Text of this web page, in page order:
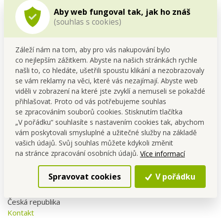
Aby web fungoval tak, jak ho znáš
(souhlas s cookies)
Záleží nám na tom, aby pro vás nakupování bylo
co nejlepším zážitkem. Abyste na našich stránkách rychle
našli to, co hledáte, ušetřili spoustu klikání a nezobrazovaly
se vám reklamy na věci, které vás nezajímají. Abyste web
viděli v zobrazení na které jste zvyklí a nemuseli se pokaždé
přihlašovat. Proto od vás potřebujeme souhlas
se zpracováním souborů cookies. Stisknutím tlačítka
„V pořádku“ souhlasíte s nastavením cookies tak, abychom
vám poskytovali smysluplné a užitečné služby na základě
vašich údajů. Svůj souhlas můžete kdykoli změnit
na stránce zpracování osobních údajů. Více informací
Spravovat cookies V pořádku
Detailní popis
Vymaluj si již předkreslený obrázek a vytvoř si tak
dokonalý obraz
Vybarvovací obrázky jsou tím
nejlepším dárkem nejen pro ty nejmenší!
Balení obsahuje 6 barev a štětec (hned můžeš
malovat).
Obrázek „vymaluj si sám“ s předkreslenými obrázky, pevné
canvasové plátno zafixované na pevném MDF rámu.
Balení obsahuje 6 vodou ředitelných netoxických barev a 1
štětec.
Rozměr obrázku 30 x 40 cm, délka štětce 17 cm.
Dovozce: Vaše Dedra s. r. o., Podhradní 69, Česká Skalice,
Česká republika
Kontakt